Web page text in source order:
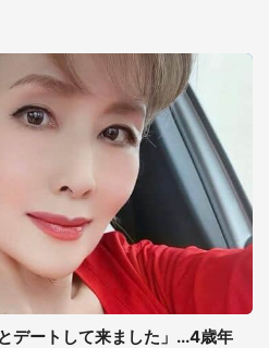
デートして来ました」...4歳年